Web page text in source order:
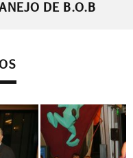
DE B.O.B